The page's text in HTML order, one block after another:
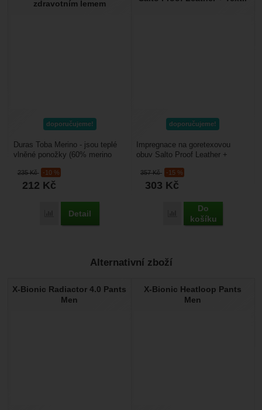
zdravotním lemem
doporučujeme!
235Kč -10 %
212 Kč
Porovnat
Detail
Duras Toba Merino - jsou teplé
vlněné ponožky (60% merino
použití i do zimního...
doporučujeme!
357Kč -15 %
303 Kč
Porovnat
Do
košíku
Impregnace na goretexovou
obuv Salto Proof Leather +
pro koženou i textilní...
Alternativní zboží
X-Bionic Radiactor 4.0 Pants
Men
X-Bionic Heatloop Pants
Men